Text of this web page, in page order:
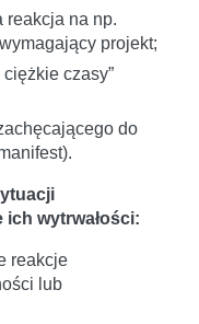
reakcja na np.
projekt;
czasy”
do
wytrwałości:
reakcje
lub